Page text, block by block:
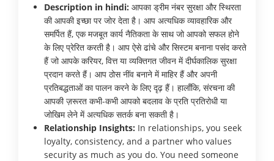
Description in hindi: आपका ड्रीम नंबर सुरक्षा और स्थिरता
की आपकी इच्छा पर जोर देता है। आप अत्यधिक व्यावहारिक और
समर्पित हैं, एक मजबूत कार्य नैतिकता के साथ जो आपको सफल होने
के लिए प्रेरित करती है। आप ऐसे ढांचे और सिस्टम बनाना पसंद करते
हैं जो आपके करियर, वित्त या व्यक्तिगत जीवन में दीर्घकालिक सुरक्षा
प्रदान करते हैं। आप ठोस नींव बनाने में माहिर हैं और अपनी
प्रतिबद्धताओं का पालन करने के लिए दृढ़ हैं। हालाँकि, संरचना की
आपकी ज़रूरत कभी-कभी आपको बदलाव के प्रति प्रतिरोधी या
जोखिम लेने में अत्यधिक सतर्क बना सकती है।
Relationship Insights: In relationships, you seek
loyalty, consistency, and a partner who values
security as much as you do. You need someone